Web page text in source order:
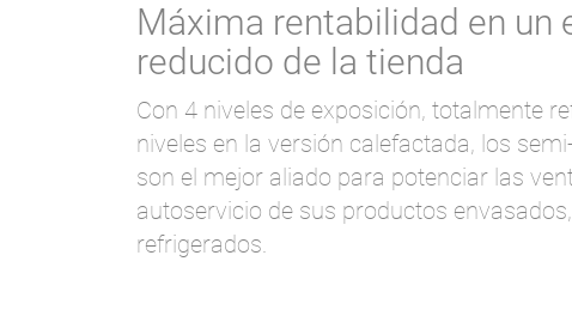
Máxima rentabilidad en un
reducido de la tienda
Con 4 niveles de exposición, totalmente
niveles en la versión calefactada, los
son el mejor aliado para potenciar las
autoservicio de sus productos
refrigerados.